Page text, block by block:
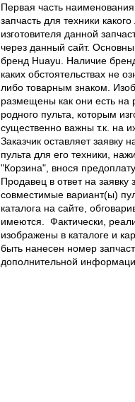
Первая часть
запчасть для техники
изготовителя данной
через данный сайт.
бренд Huayu. Наличие
каких обстоятельствах не
либо товарным знаком.
размещены как они есть на
родного пульта, которым
существенно важны т.к. на
Заказчик оставляет
пульта для его техники,
"Корзина", внося
Продавец в ответ на
совместимые вариант(ы)
каталога на сайте,
имеются. Фактически,
изображены в каталоге и
быть нанесен номер
дополнительной